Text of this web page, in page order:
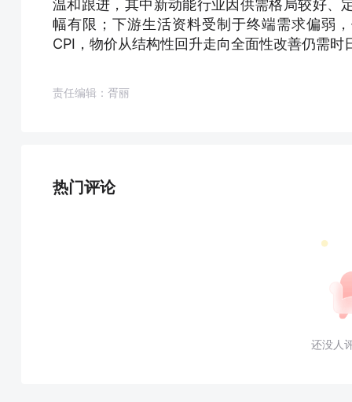
温和跟进，其中新动能行业因供需格局较好、
幅有限；下游生活资料受制于终端需求偏弱
CPI，物价从结构性回升走向全面性改善仍需时
责任编辑：胥丽
热门评论
还没人